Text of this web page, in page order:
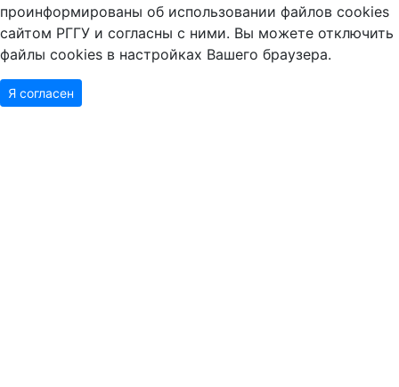
проинформированы об использовании файлов cookies
сайтом РГГУ и согласны с ними. Вы можете отключить
файлы cookies в настройках Вашего браузера.
Я согласен